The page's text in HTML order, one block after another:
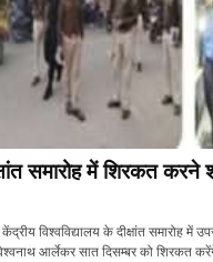
समारोह में शिरकत करने
विश्वविद्यालय के दीक्षांत समारोह में
आर्लेकर सात दिसम्बर को शिरकत